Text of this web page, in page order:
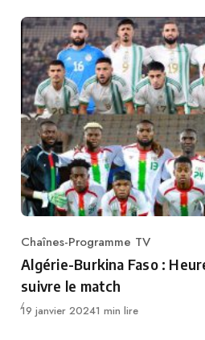
Category
Chaînes-Programme TV
Algérie-Burkina Faso :
suivre le match
Publié
19 janvier 20241 min lire